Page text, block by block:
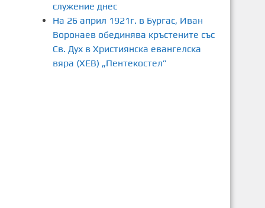
служение днес
На 26 април 1921г. в Бургас, Иван
Воронаев обединява кръстените със
Св. Дух в Християнска евангелска
вяра (ХЕВ) „Пентекостел”